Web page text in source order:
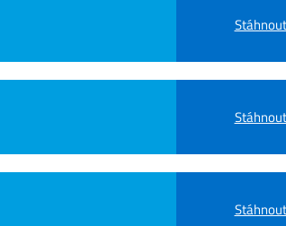
Stáhnout
Stáhnout
Stáhnout